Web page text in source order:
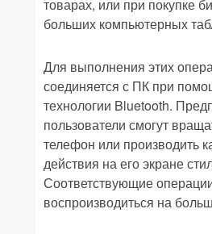
товарах, или при покупке
больших компьютерных
Для выполнения этих
соединяется с ПК при
технологии Bluetooth.
пользователи смогут
телефон или производить
действия на его экране
Соответствующие
воспроизводиться на